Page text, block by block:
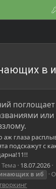
в
аж глаза
подскажут с
Тема 18.07.2026
в иб